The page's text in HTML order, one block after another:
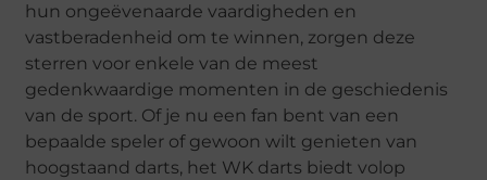
hun ongeëvenaarde vaardigheden en
vastberadenheid om te winnen, zorgen deze
sterren voor enkele van de meest
gedenkwaardige momenten in de geschiedenis
van de sport. Of je nu een fan bent van een
bepaalde speler of gewoon wilt genieten van
hoogstaand darts, het WK darts biedt volop